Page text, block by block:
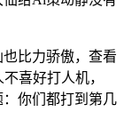
比力骄傲，查看
喜好打人机，
你们都打到第几